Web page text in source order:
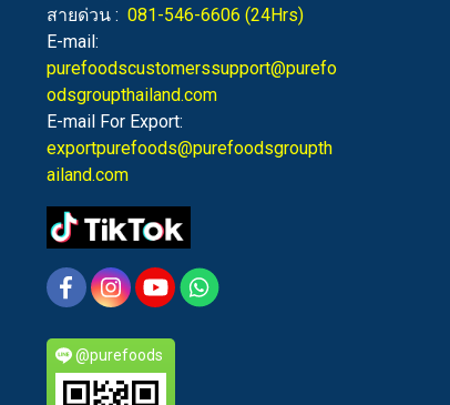
สายด่วน : 081-546-6606 (24Hrs)
E-mail:
purefoodscustomerssupport@purefo
odsgroupthailand.com
E-mail For Export:
exportpurefoods@purefoodsgroupth
ailand.com
@purefoods